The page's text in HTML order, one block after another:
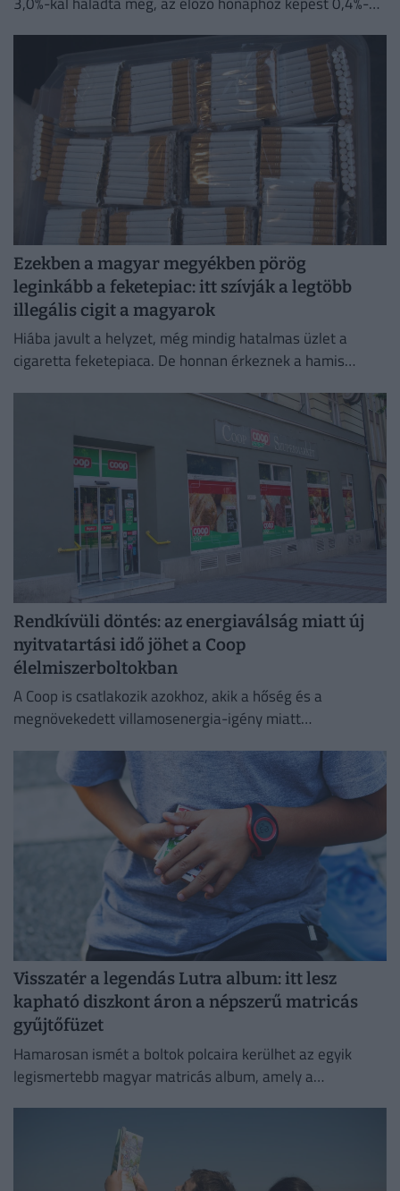
Ezekben a magyar megyékben pörög
leginkább a feketepiac: itt szívják a legtöbb
illegális cigit a magyarok
Hiába javult a helyzet, még mindig hatalmas üzlet a
cigaretta feketepiaca. De honnan érkeznek a hamis
Rendkívüli döntés: az energiaválság miatt új
nyitvatartási idő jöhet a Coop
élelmiszerboltokban
A Coop is csatlakozik azokhoz, akik a hőség és a
megnövekedett villamosenergia-igény miatt
Visszatér a legendás Lutra album: itt lesz
kapható diszkont áron a népszerű matricás
gyűjtőfüzet
Hamarosan ismét a boltok polcaira kerülhet az egyik
legismertebb magyar matricás album, amely a